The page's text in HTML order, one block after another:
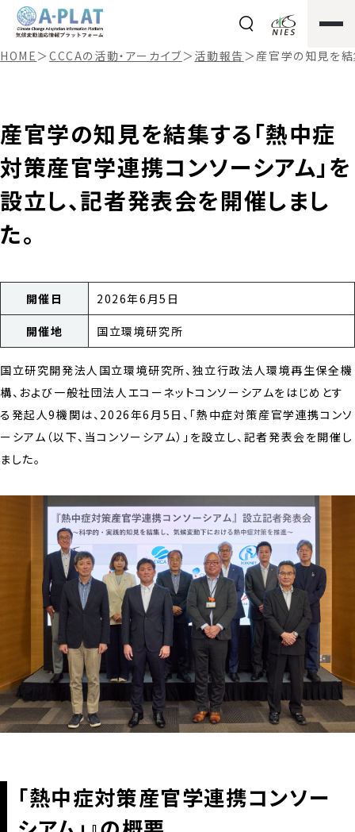
HOME＞CCCAの活動・アーカイブ＞活動報告＞産官学の知見を結
産官学の知見を結集する「熱中症
対策産官学連携コンソーシアム」を
設立し、記者発表会を開催しまし
た。
開催日 2026年6月5日
開催地 国立環境研究所
国立研究開発法人国立環境研究所、独立行政法人環境再生保全機
構、および一般社団法人エコーネットコンソーシアムをはじめとす
る発起人9機関は、2026年6月5日、「熱中症対策産官学連携コンソ
ーシアム（以下、当コンソーシアム）」を設立し、記者発表会を開催し
ました。
「熱中症対策産官学連携コンソー